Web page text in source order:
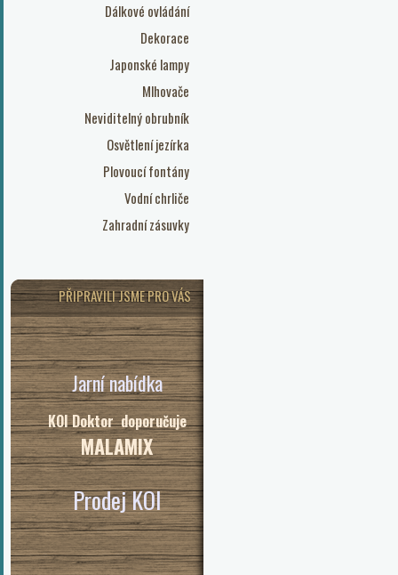
Dálkové ovládání
Dekorace
Japonské lampy
Mlhovače
Neviditelný obrubník
Osvětlení jezírka
Plovoucí fontány
Vodní chrliče
Zahradní zásuvky
PŘIPRAVILI JSME PRO VÁS
Jarní nabídka
KOI Doktor doporučuje
MALAMIX
Prodej KOI